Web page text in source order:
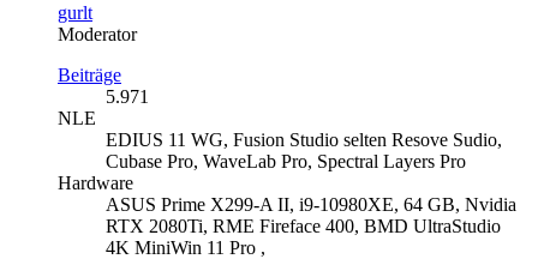
gurlt
Moderator
Beiträge
5.971
NLE
EDIUS 11 WG, Fusion Studio selten Resove Sudio,
Cubase Pro, WaveLab Pro, Spectral Layers Pro
Hardware
ASUS Prime X299-A II, i9-10980XE, 64 GB, Nvidia
RTX 2080Ti, RME Fireface 400, BMD UltraStudio
4K MiniWin 11 Pro ,